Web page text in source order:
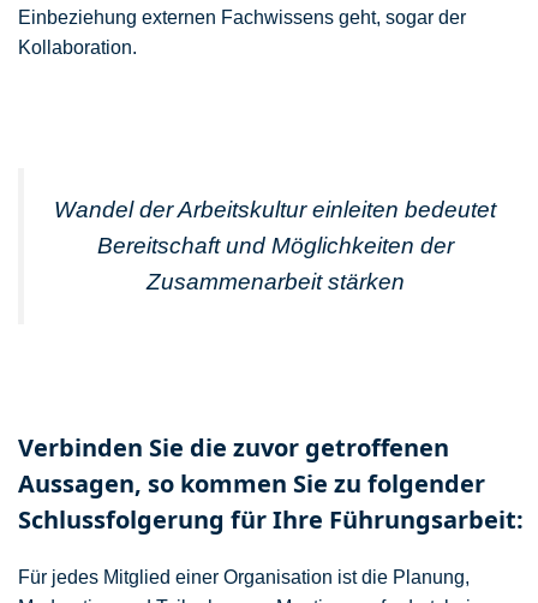
Einbeziehung externen Fachwissens geht, sogar der
Kollaboration.
Wandel der Arbeitskultur einleiten bedeutet
Bereitschaft und Möglichkeiten der
Zusammenarbeit stärken
Verbinden Sie die zuvor getroffenen
Aussagen, so kommen Sie zu folgender
Schlussfolgerung für Ihre Führungsarbeit:
Für jedes Mitglied einer Organisation ist die Planung,